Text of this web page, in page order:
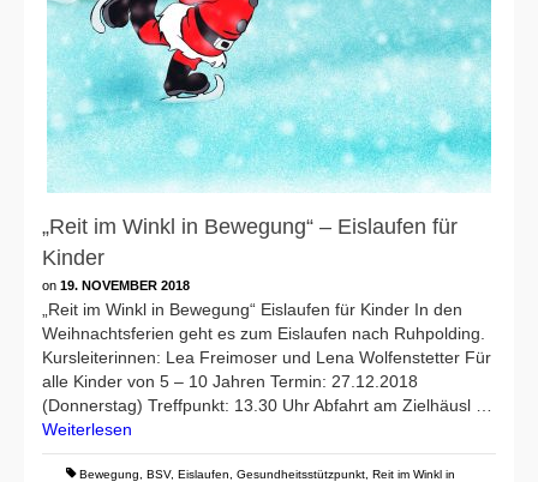
„Reit im Winkl in Bewegung“ – Eislaufen für
Kinder
on 19. NOVEMBER 2018
„Reit im Winkl in Bewegung“ Eislaufen für Kinder In den
Weihnachtsferien geht es zum Eislaufen nach Ruhpolding.
Kursleiterinnen: Lea Freimoser und Lena Wolfenstetter Für
alle Kinder von 5 – 10 Jahren Termin: 27.12.2018
(Donnerstag) Treffpunkt: 13.30 Uhr Abfahrt am Zielhäusl …
Weiterlesen
Bewegung BSV, Eislaufen Gesundheitsstützpunkt Reit im Winkl in